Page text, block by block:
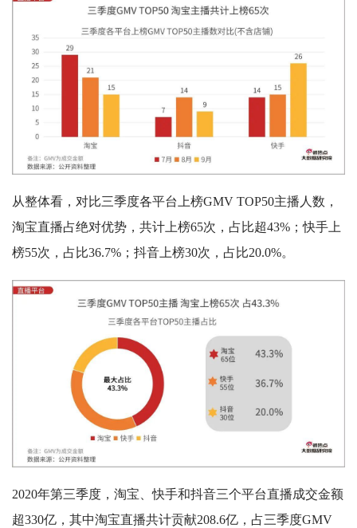
从整体看，对比三季度各平台上榜GMV TOP50主播人数，
淘宝直播占绝对优势，共计上榜65次，占比超43%；快手上
榜55次，占比36.7%；抖音上榜30次，占比20.0%。
2020年第三季度，淘宝、快手和抖音三个平台直播成交金额
超330亿，其中淘宝直播共计贡献208.6亿，占三季度GMV